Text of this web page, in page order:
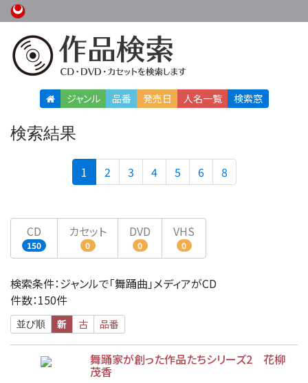
ジャンル 品番 発売日 人名一覧 検索窓
検索結果
1 (current)
2 3 4 5 6 8
CD
150
カセット
0
DVD
0
VHS
0
検索条件：ジャンルで「舞踊曲」メディアがCD
件数：150件
並び順 新 古 品番
舞踊家が創った作品たちシリーズ2 花柳
茂香